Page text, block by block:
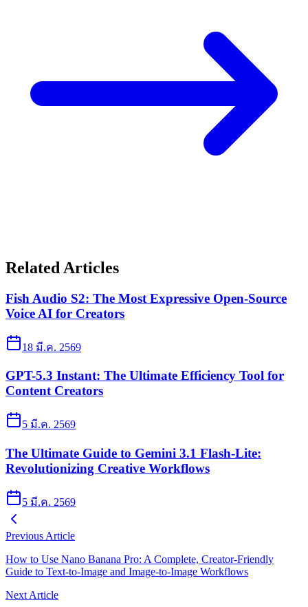
Related Articles
Fish Audio S2: The Most Expressive Open-Source
Voice AI for Creators
18 มี.ค. 2569
GPT-5.3 Instant: The Ultimate Efficiency Tool for
Content Creators
5 มี.ค. 2569
The Ultimate Guide to Gemini 3.1 Flash-Lite:
Revolutionizing Creative Workflows
5 มี.ค. 2569
Previous Article
How to Use Nano Banana Pro: A Complete, Creator-Friendly
Guide to Text-to-Image and Image-to-Image Workflows
Next Article